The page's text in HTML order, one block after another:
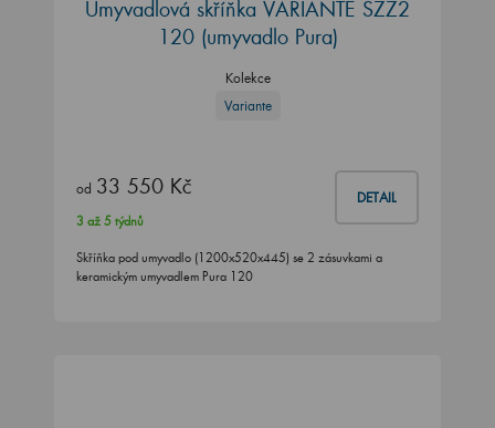
Umyvadlová skříňka VARIANTE SZZ2
120 (umyvadlo Pura)
Kolekce
Variante
od 33 550 Kč DETAIL
3 až 5 týdnů
Skříňka pod umyvadlo (1200x520x445) se 2 zásuvkami a
keramickým umyvadlem Pura 120